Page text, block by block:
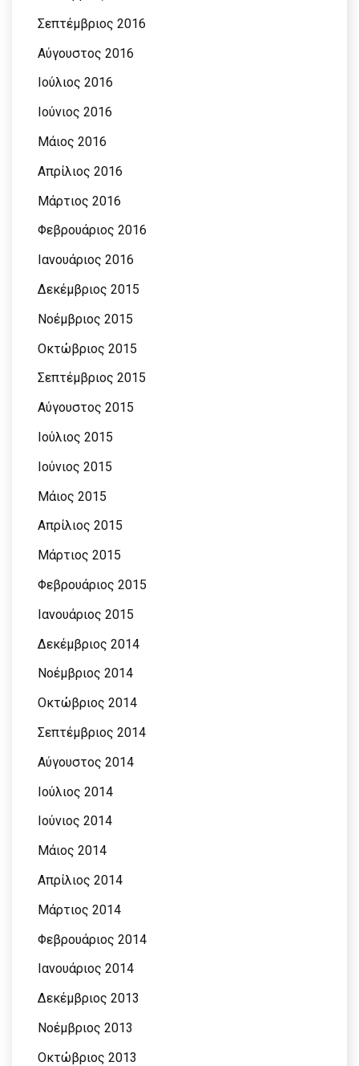
Σεπτέμβριος 2016
Αύγουστος 2016
Ιούλιος 2016
Ιούνιος 2016
Μάιος 2016
Απρίλιος 2016
Μάρτιος 2016
Φεβρουάριος 2016
Ιανουάριος 2016
Δεκέμβριος 2015
Νοέμβριος 2015
Οκτώβριος 2015
Σεπτέμβριος 2015
Αύγουστος 2015
Ιούλιος 2015
Ιούνιος 2015
Μάιος 2015
Απρίλιος 2015
Μάρτιος 2015
Φεβρουάριος 2015
Ιανουάριος 2015
Δεκέμβριος 2014
Νοέμβριος 2014
Οκτώβριος 2014
Σεπτέμβριος 2014
Αύγουστος 2014
Ιούλιος 2014
Ιούνιος 2014
Μάιος 2014
Απρίλιος 2014
Μάρτιος 2014
Φεβρουάριος 2014
Ιανουάριος 2014
Δεκέμβριος 2013
Νοέμβριος 2013
Οκτώβριος 2013